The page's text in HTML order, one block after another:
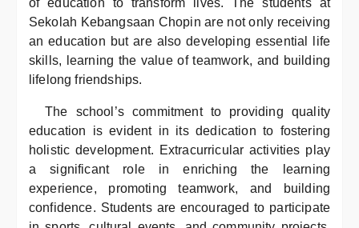
of education to transform lives. The students at
Sekolah Kebangsaan Chopin are not only receiving
an education but are also developing essential life
skills, learning the value of teamwork, and building
lifelong friendships.
The school’s commitment to providing quality
education is evident in its dedication to fostering
holistic development. Extracurricular activities play
a significant role in enriching the learning
experience, promoting teamwork, and building
confidence. Students are encouraged to participate